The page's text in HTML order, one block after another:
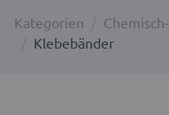
Kategorien
Klebebänder